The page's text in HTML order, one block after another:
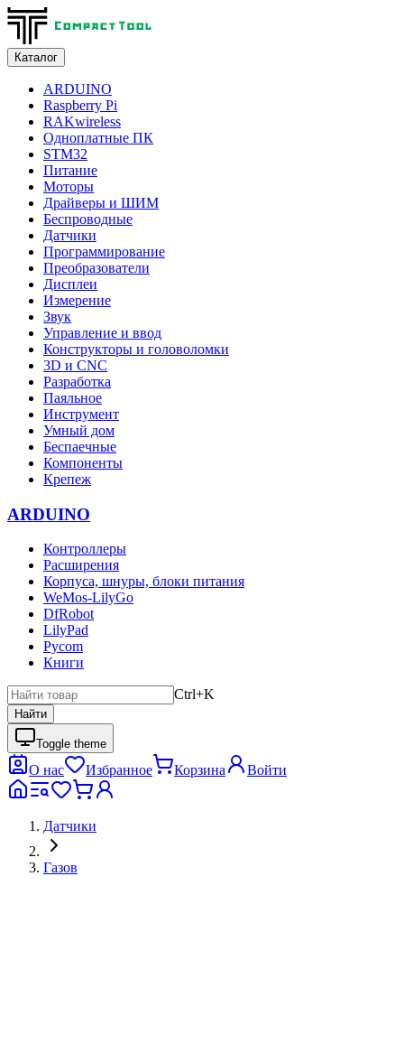
Каталог
ARDUINO
Raspberry Pi
RAKwireless
Одноплатные ПК
STM32
Питание
Моторы
Драйверы и ШИМ
Беспроводные
Датчики
Программирование
Преобразователи
Дисплеи
Измерение
Звук
Управление и ввод
Конструкторы и головоломки
3D и CNC
Разработка
Паяльное
Инструмент
Умный дом
Беспаечные
Компоненты
Крепеж
ARDUINO
Контроллеры
Расширения
Корпуса, шнуры, блоки питания
WeMos-LilyGo
DfRobot
LilyPad
Pycom
Книги
Ctrl+K
Найти
Toggle theme
О нас Избранное Корзина Войти
Датчики
Газов